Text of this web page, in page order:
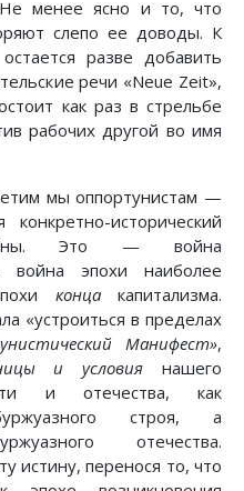
менее ясно и то, что
слепо ее доводы. К
разве добавить
речи «Neue Zeit»,
как раз в стрельбе
рабочих другой во имя
мы оппортунистам —
исторический
Это — война
война эпохи наиболее
концакапитализма.
«устроиться в пределах
Манифест»,
и условия нашего
и отечества, как
строя, а
отечества.
истину, перенося то, что